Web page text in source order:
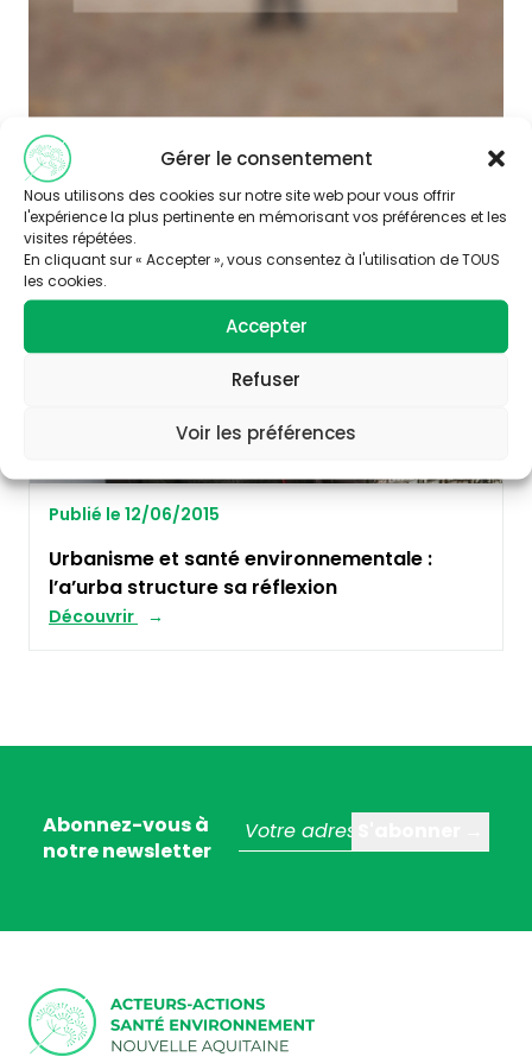
Gérer le consentement
Nous utilisons des cookies sur notre site web pour vous offrir
l'expérience la plus pertinente en mémorisant vos préférences et les
visites répétées.
En cliquant sur « Accepter », vous consentez à l'utilisation de TOUS
les cookies.
Accepter
Refuser
Voir les préférences
URBANISME / AMÉNAGEMENT
Publié le 12/06/2015
Urbanisme et santé environnementale :
l’a’urba structure sa réflexion
Découvrir
Abonnez-vous à
notre newsletter